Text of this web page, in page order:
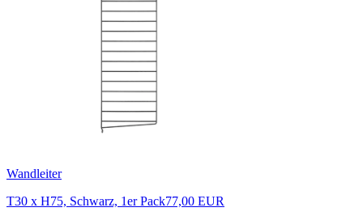
Wandleiter
T30 x H75, Schwarz, 1er Pack77,00 EUR